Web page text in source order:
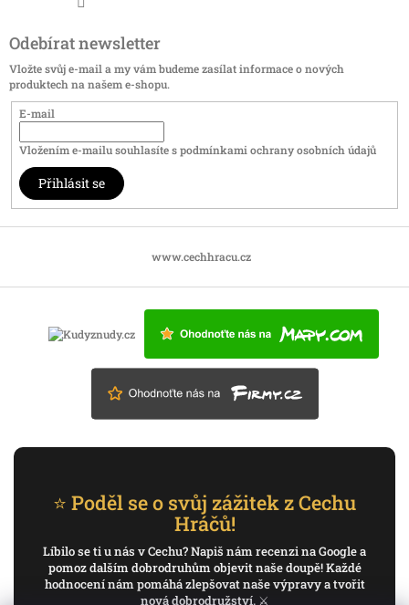
Odebírat newsletter
Vložte svůj e-mail a my vám budeme zasílat informace o nových
produktech na našem e-shopu.
E-mail
Vložením e-mailu souhlasíte spodmínkami ochrany osobních údajů
Přihlásit se
www.cechhracu.cz
⭐ Poděl se o svůj zážitek z Cechu
Hráčů!
Líbilo se ti u nás v Cechu? Napiš nám recenzi na Google a
pomoz dalším dobrodruhům objevit naše doupě! Každé
hodnocení nám pomáhá zlepšovat naše výpravy a tvořit
nová dobrodružství. ⚔️